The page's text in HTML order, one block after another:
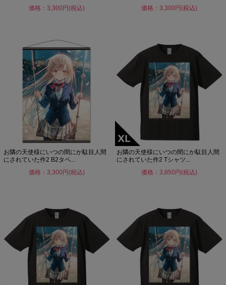
価格：3,300円(税込)
価格：3,300円(税込)
お隣の天使様にいつの間にか駄目人間
にされていた件2 B2タペ...
価格：3,300円(税込)
お隣の天使様にいつの間にか駄目人間
にされていた件2 Tシャツ...
価格：3,850円(税込)